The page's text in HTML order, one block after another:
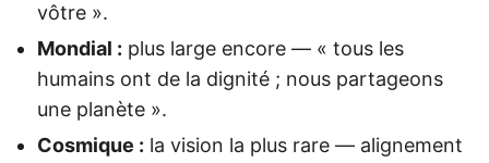
vôtre ».
Mondial : plus large encore — « tous les
humains ont de la dignité ; nous partageons
une planète ».
Cosmique : la vision la plus rare — alignement